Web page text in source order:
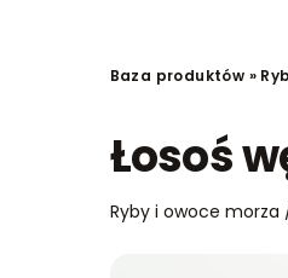
Baza produktów »
Łosoś
Ryby i owoce morza